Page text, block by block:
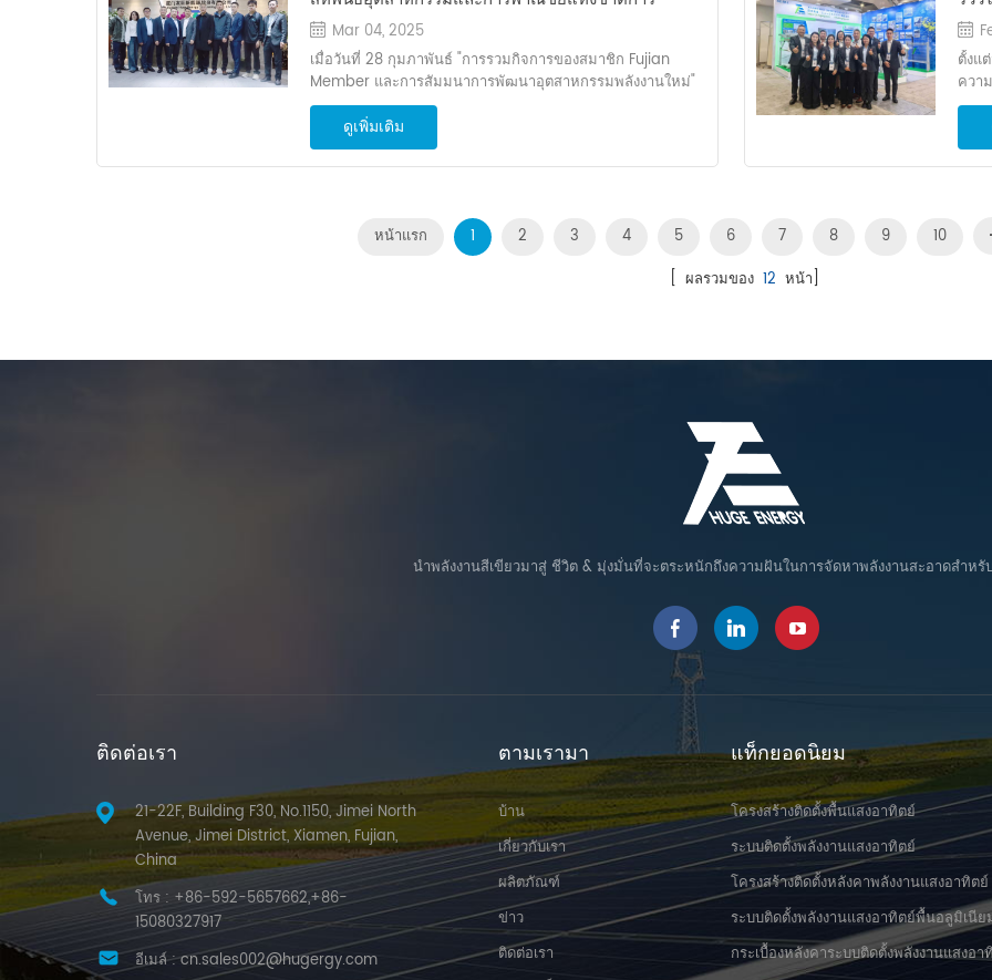
เคร่งครัดเพื่อส่งมอบโครงการระดับพรีเมียมที่ยืนหยัดผ่านการ
ทดสอบของเวลา” นายเจิ้ง ไห่หยง ประธานสถาบันการออกแบบ
แห่งที่ 11 ยังได้กล่าวอีกด้วยว่า จะมีการจัดตั้งระบบการจัดการ
คุณภาพแบบครบวงจร และจะบังคับใช้การปฏิบัติตามมาตรฐาน
การดำเนินการอย่างเคร่งครัด ดี ทีมงาน eSign จะร่วมมืออย่าง
ใกล้ชิดกับ Qiangli Jucai และ เอ็ม ความชื่นชมยินดี ซี การ
ก่อสร้าง อี วิศวกรรมที่จะดำเนินการวิจัยทางเทคนิคร่วมกัน
พัฒนาโซลูชั่นมาตรฐาน ปฏิบัติตามความรับผิดชอบด้านความ
พลังงานแสงอาทิตย์อัจฉริยะถือเป็นการผสมผสานระหว่างพื้นที่
ใช้สอยและคุณค่าที่ยั่งยืนอย่างสร้างสรรค์ ระบบ BIPV ผสานแผง
โซลาร์เซลล์เข้ากับโครงสร้างโรงจอดรถอย่างล้ำลึก ช่วยให้ใช้
พื้นที่ + การเปลี่ยนผ่านด้านพลังงาน” นี้ถือเป็นโซลูชันคาร์บอนต่ำ
ด้วยการเปลี่ยนพื้นที่จอดรถเหล่านี้ให้กลายเป็นหน่วยผลิตพลังงาน
ดำเนินงาน และสร้างประโยชน์ทางเศรษฐกิจในระยะยาว โดยการ
ตามธรรมชาติ ช่วยลดอุ
ระดั
กัดก
ปรับ
ควา
ช่วย
กา
ตอบ
ใหญ่
แบ
ต้อง
แม
ตร
รว
ข่า
เฉพ
ยิ่ง
และน
Technology Co. , Ltd (Haikong SGT) เป็นองค์กรไฮเทคที่มุ่ง
เน้นการผลิตแก้วความปลอดภัยทางสถาปัตยกรรมและกา...
เป็น
ทีม
ประ
แบบ
ขว
อย่
แส
หลัง
โป
เพ
ควา
ปลูก
เป็
รอ
ต่อ
เสถี
จา
รบก
ประ
แล
ปฏิบั
กา
มหา
เส
ตระ
จำน
เทีย
หน่ว
สัมมนาพลังงานใหม่รวบรวมด้วยพลังงานขนาดใหญ่ใน
การสำรวจโอกาสใหม่ ๆ ในการพัฒนาพลังงาน
Mar 04, 2025
เมื่อวันที่ 28 กุมภาพันธ์ "การรวมกิจการของสมาชิก Fujian
Member และการสัมมนาการพัฒนาอุตสาหกรรมพลังงานใหม่"
จัดโดยหอการค้าพลังงานใหม่ของสหพันธ์อุตสาหกรรมและการ
พาณิชย์ (ACFIC) ทั้งหมดในจีน เหตุการณ์ที่ยิ่งใหญ่นี้ได้รวบรวม
บริษัท สมาชิกและผู้นำอุตสาหกรรมจำนวนมากเพื่อหารือเกี่ยวกับ
แนวโน้มที่ทันสมัยและโอกาสในการพัฒนาในภาคพลังงานใหม่
บริหารของหอการค้าพลังงานใหม่ของ Acfic, Li Shuai ผู้อำนวย
การแผนกสมาชิกของคณะกรรมการพิเศษคาร์บอนต่ำและผู้
บริหารองค์กรเช่น Liao Zhinan รองประธาน บริษัท Fujian
Enterprises เลสTer (Xiamen) Co , Ltd พร้อมด้วย Liu Yahui
และแผนกลยุทธ์ในอนาคต ในฐานะสมาชิกสภาของสมาคม ใหญ่
ดูเพิ่มเติม
ตั้งแ
ควา
ขน
โซลู
ขึ้นเ
เท
หน้าแรก 1 2 3 4 5 6 7 8 9 10
[ ผลรวมของ 12 หน้า]
นำพลังงานสีเขียวมาสู่ ชีวิต & มุ่งมั่นที่จะตระหนักถึงความฝันในการจัดหาพลังงานสะอาดสำห
ติดต่อเรา
21-22F, Building F30, No.1150, Jimei North
Avenue, Jimei District, Xiamen, Fujian,
China
โทร : +86-592-5657662,+86-
15080327917
อีเมล์ :cn.sales002@hugergy.com
ตามเรามา
บ้าน
เกี่ยวกับเรา
ผลิตภัณฑ์
ข่าว
ติดต่อเรา
แท็กยอดนิยม
โครงสร้างติดตั้งพื้นแสงอาทิตย์
ระบบติดตั้งพลังงานแสงอาทิตย์
โครงสร้างติดตั้งหลังคาพลังงานแสงอาทิตย์
ระบบติดตั้งพลังงานแสงอาทิตย์พื้นอลูมิเนีย
กระเบื้องหลังคาระบบติดตั้งพลังงานแสงอา